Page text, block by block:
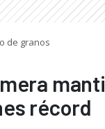
de granos
récord